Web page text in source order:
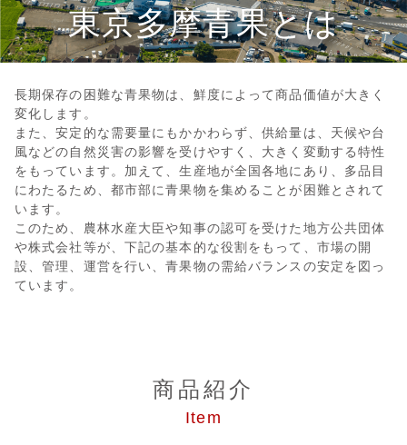
東京多摩青果とは
長期保存の困難な青果物は、鮮度によって商品価値が大きく
変化します。
また、安定的な需要量にもかかわらず、供給量は、天候や台
風などの自然災害の影響を受けやすく、大きく変動する特性
をもっています。加えて、生産地が全国各地にあり、多品目
にわたるため、都市部に青果物を集めることが困難とされて
います。
このため、農林水産大臣や知事の認可を受けた地方公共団体
や株式会社等が、下記の基本的な役割をもって、市場の開
設、管理、運営を行い、青果物の需給バランスの安定を図っ
ています。
商品紹介
Item